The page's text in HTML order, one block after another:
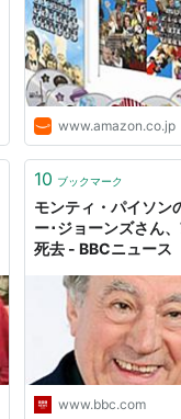
マイケル・ペイリン
武), ジョン・クリー
悟郎/近石真介), グレ
チャップマン(山田
リー・ギリアム(古
夫), テリー・ジョー
塚昭三): DVD
www.amazon.co.jp
10 ブックマーク
モンティ・パイソン
ー･ジョーンズさん
死去 - BBCニュース
www.bbc.com